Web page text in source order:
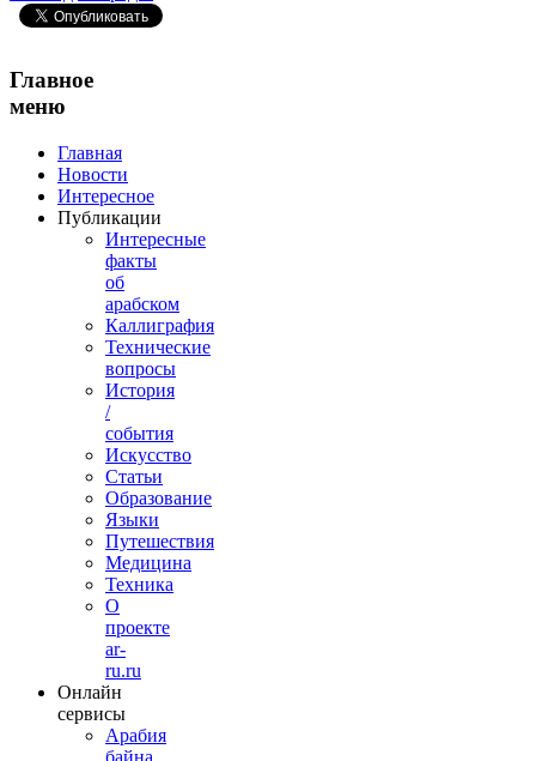
Главное
меню
Главная
Новости
Интересное
Публикации
Интересные
факты
об
арабском
Каллиграфия
Технические
вопросы
История
/
события
Искусство
Статьи
Образование
Языки
Путешествия
Медицина
Техника
О
проекте
ar-
ru.ru
Онлайн
сервисы
Арабия